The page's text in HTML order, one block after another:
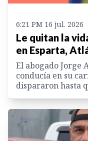
6:21 PM 16 jul. 2026
Le quitan la
en Esparta,
El abogado Jorge
conducía en su
dispararon hasta